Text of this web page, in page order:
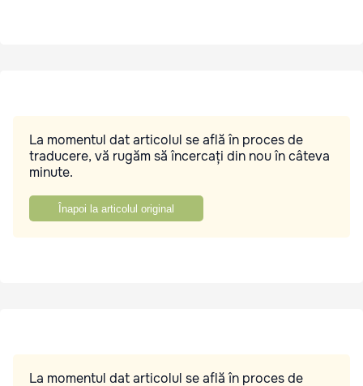
La momentul dat articolul se află în proces de
traducere, vă rugăm să încercați din nou în câteva
minute.
Înapoi la articolul original
La momentul dat articolul se află în proces de